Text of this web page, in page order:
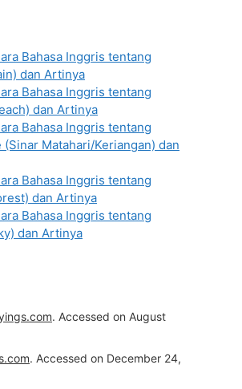
Bahasa Inggris tentang
dan Artinya
Bahasa Inggris tentang
dan Artinya
Bahasa Inggris tentang
(Sinar Matahari/Keriangan) dan
Bahasa Inggris tentang
dan Artinya
Bahasa Inggris tentang
dan Artinya
. Accessed on August
. Accessed on December 24,